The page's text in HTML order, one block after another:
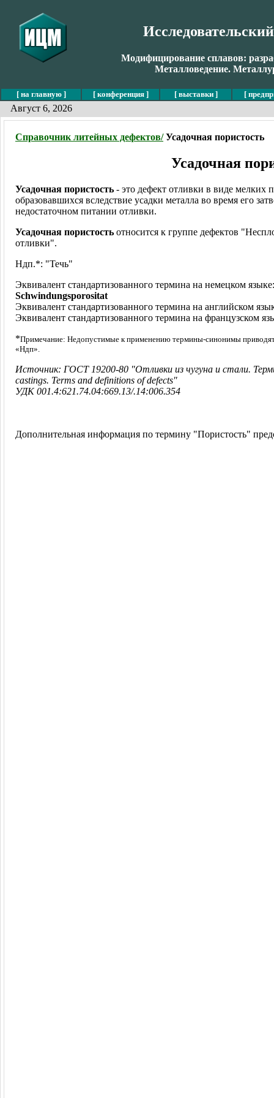
Модифицирование сплавов:
Металловедение.
[ на главную ] [ конференция ] [ выставки ] [
Август 6, 2026
Справочник литейных дефектов/Усадочная пористость
Усадочная
Усадочная пористость - это дефект отливки в виде мелких
образовавшихся вследствие усадки металла во время его
недостаточном питании отливки.
Усадочная пористость относится к группе дефектов
отливки".
Ндп.*: "Течь"
Эквивалент стандартизованного термина на немецком языке:
Schwindungsporositat
Эквивалент стандартизованного термина на английском
Эквивалент стандартизованного термина на французском
*Примечание: Недопустимые к применению термины-синонимы
«Ндп».
Источник: ГОСТ 19200-80 "Отливки из чугуна и стали.
castings. Terms and definitions of defects"
УДК 001.4:621.74.04:669.13/.14:006.354
Дополнительная информация по термину "Пористость"